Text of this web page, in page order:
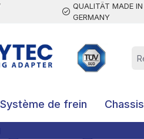
QUALITÄT MADE IN
GERMANY
Système de frein Chassis